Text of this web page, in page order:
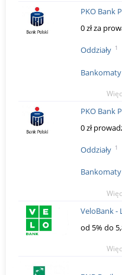
PKO Bank
0 zł za
Oddziały 1
Bankomaty
PKO Bank
0 zł
Oddziały 1
Bankomaty
VeloBank -
od 5% do